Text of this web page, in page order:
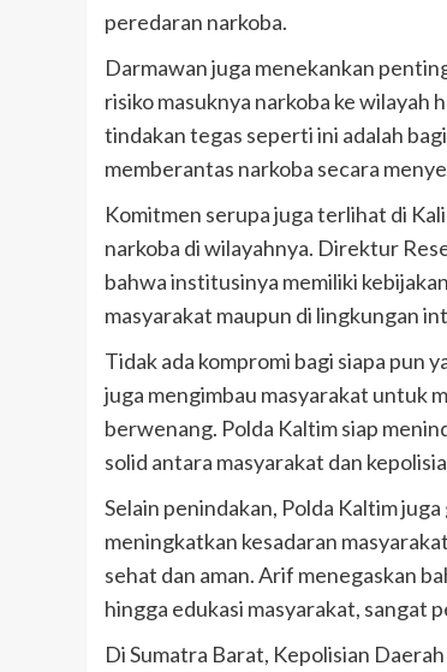
peredaran narkoba.
Darmawan juga menekankan
risiko masuknya narkoba ke wilayah
tindakan tegas seperti ini adalah
memberantas narkoba secara
Komitmen serupa juga terlihat di
narkoba di wilayahnya. Direktur
bahwa institusinya memiliki
masyarakat maupun di lingkungan
Tidak ada kompromi bagi siapa pun
juga mengimbau masyarakat untuk
berwenang. Polda Kaltim siap
solid antara masyarakat dan
Selain penindakan, Polda Kaltim
meningkatkan kesadaran
sehat dan aman. Arif menegaskan
hingga edukasi masyarakat, sangat
Di Sumatra Barat, Kepolisian